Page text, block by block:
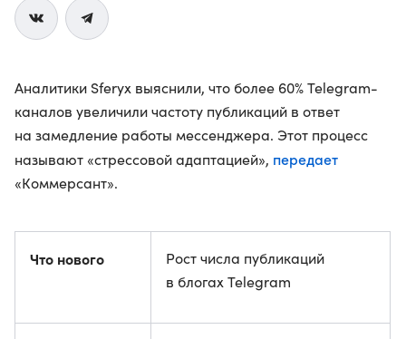
Аналитики Sferyx выяснили, что более 60% Telegram-
каналов увеличили частоту публикаций в ответ
на замедление работы мессенджера. Этот процесс
называют «стрессовой адаптацией», передает
«Коммерсант».
Что нового
Рост числа публикаций
в блогах Telegram